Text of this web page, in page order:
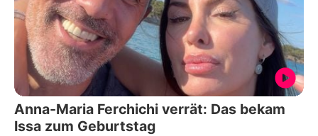
Anna-Maria Ferchichi verrät: Das bekam
Issa zum Geburtstag